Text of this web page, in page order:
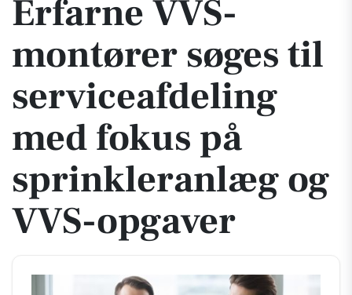
Erfarne VVS-
montører søges til
serviceafdeling
med fokus på
sprinkleranlæg og
VVS-opgaver